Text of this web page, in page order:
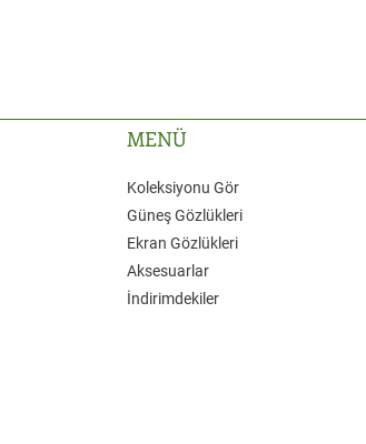
MENÜ
Koleksiyonu Gör
Güneş Gözlükleri
Ekran Gözlükleri
Aksesuarlar
İndirimdekiler